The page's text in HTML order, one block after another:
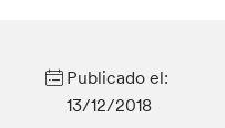
Publicado el:
13/12/2018